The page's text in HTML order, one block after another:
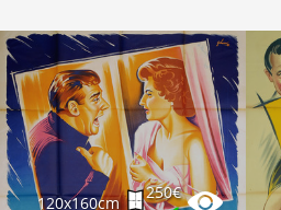
120x160cm
250€